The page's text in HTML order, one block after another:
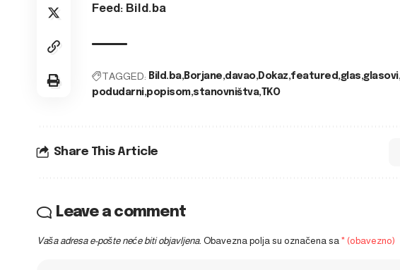
Feed: Bild.ba
TAGGED: Bild.ba Borjane davao Dokaz featured glas glasovi
podudarni popisom stanovništva TKO
Share This Article
Leave a comment
Vaša adresa e-pošte neće biti objavljena. Obavezna polja su označena sa * (obavezno)